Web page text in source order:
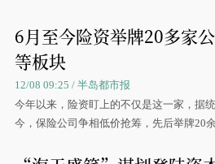
6月至今险资举牌20多家
等板块
12/08 09:25 / 半岛都市报
今年以来，险资盯上的不仅是这一家，据
今，保险公司争相低价抢筹，先后举牌20